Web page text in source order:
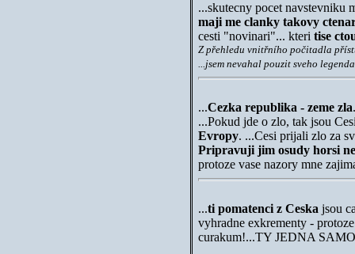
...skutecny pocet navstevniku
maji me clanky takovy
cesti "novinari"... kteri tise
Z přehledu vnitřního počitadla
...jsem nevahal pouzit sveho
...Cezka republika - zeme zla
...Pokud jde o zlo, tak jsou
Evropy. ...Cesi prijali zlo za
Pripravuji jim osudy horsi
protoze vase nazory mne
...ti pomatenci z Ceska jsou
vyhradne exkrementy -
curakum!...TY JEDNA